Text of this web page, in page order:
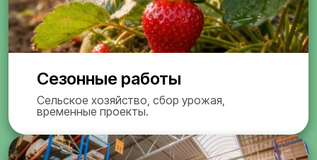
Сезонные работы
Сельское хозяйство, сбор урожая,
временные проекты.